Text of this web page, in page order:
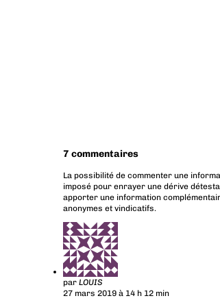
7 commentaires
La possibilité de commenter une
imposé pour enrayer une dérive
apporter une information
anonymes et vindicatifs.
par LOUIS
27 mars 2019 à 14 h 12 min